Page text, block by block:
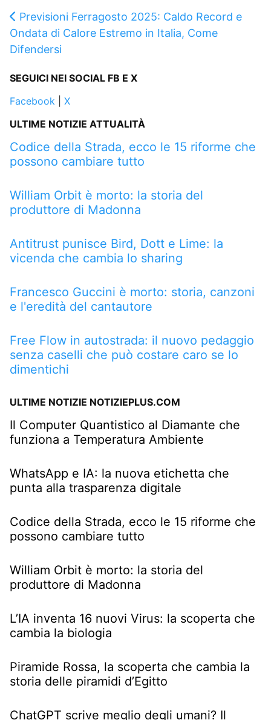
Previsioni Ferragosto 2025: Caldo Record e
Ondata di Calore Estremo in Italia, Come
Difendersi
SEGUICI NEI SOCIAL FB E X
Facebook
X
ULTIME NOTIZIE ATTUALITÀ
Codice della Strada, ecco le 15 riforme che
possono cambiare tutto
William Orbit è morto: la storia del
produttore di Madonna
Antitrust punisce Bird, Dott e Lime: la
vicenda che cambia lo sharing
Francesco Guccini è morto: storia, canzoni
e l'eredità del cantautore
Free Flow in autostrada: il nuovo pedaggio
senza caselli che può costare caro se lo
dimentichi
ULTIME NOTIZIE NOTIZIEPLUS.COM
Il Computer Quantistico al Diamante che
funziona a Temperatura Ambiente
WhatsApp e IA: la nuova etichetta che
punta alla trasparenza digitale
Codice della Strada, ecco le 15 riforme che
possono cambiare tutto
William Orbit è morto: la storia del
produttore di Madonna
L’IA inventa 16 nuovi Virus: la scoperta che
cambia la biologia
Piramide Rossa, la scoperta che cambia la
storia delle piramidi d’Egitto
ChatGPT scrive meglio degli umani? Il